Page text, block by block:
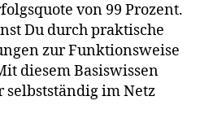
von 99 Prozent.
Du durch praktische
zur Funktionsweise
diesem Basiswissen
selbstständig im Netz